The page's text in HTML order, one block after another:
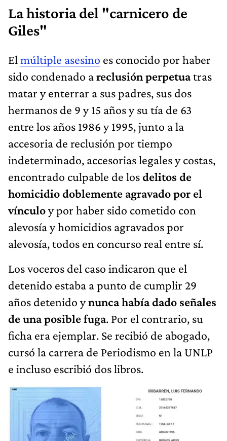
La historia del "carnicero de
Giles"
El múltiple asesino es conocido por haber
sido condenado areclusión perpetuatras
matar y enterrar a sus padres, sus dos
hermanos de 9 y 15 años y su tía de 63
entre los años 1986 y 1995, junto a la
accesoria de reclusión por tiempo
indeterminado, accesorias legales y costas,
encontrado culpable de losdelitos de
homicidio doblemente agravado por el
vínculoy por haber sido cometido con
alevosía y homicidios agravados por
alevosía, todos en concurso real entre sí.
Los voceros del caso indicaron que el
detenido estaba a punto de cumplir 29
años detenido ynunca había dado señales
de una posible fuga. Por el contrario, su
ficha era ejemplar. Se recibió de abogado,
cursó la carrera de Periodismo en la UNLP
e incluso escribió dos libros.